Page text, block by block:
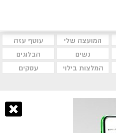
המועצה שלי
עוטף עזה
נשים
הבלוגים
המלצות בילוי
עסקים